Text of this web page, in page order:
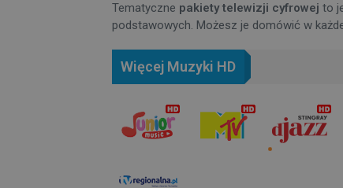
Tematyczne pakiety telewizji cyfrowej to
podstawowych. Możesz je domówić w
Więcej Muzyki HD